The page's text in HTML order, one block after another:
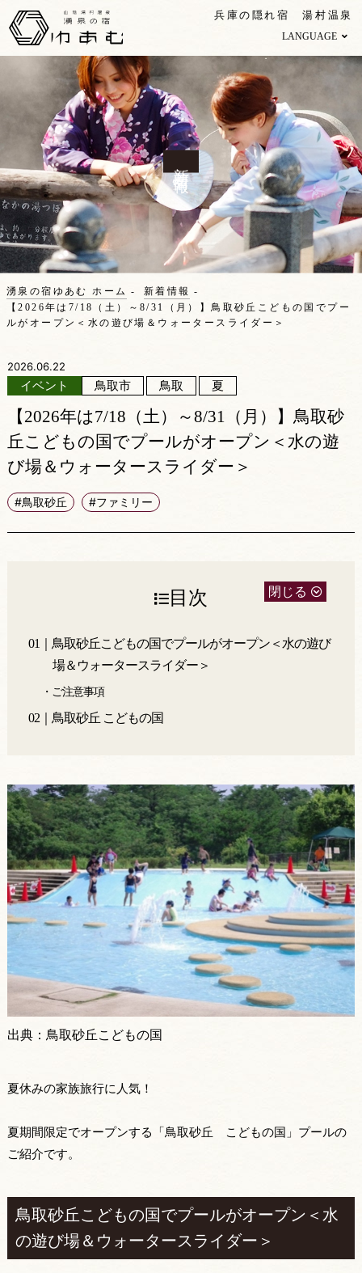
兵庫の隠れ宿 湯村温泉
LANGUAGE
湧泉の宿ゆあむ ホーム
新着情報
【2026年は7/18（土）～8/31（月）】鳥取砂丘こどもの国でプー
ルがオープン＜水の遊び場＆ウォータースライダー＞
2026.06.22
イベント 鳥取市 鳥取 夏
【2026年は7/18（土）～8/31（月）】鳥取砂
丘こどもの国でプールがオープン＜水の遊
び場＆ウォータースライダー＞
#鳥取砂丘 #ファミリー
目次 閉じる
01｜鳥取砂丘こどもの国でプールがオープン＜水の遊び
場＆ウォータースライダー＞
・ご注意事項
02｜鳥取砂丘 こどもの国
出典：鳥取砂丘こどもの国
夏休みの家族旅行に人気！
夏期間限定でオープンする「鳥取砂丘 こどもの国」プールの
ご紹介です。
鳥取砂丘こどもの国でプールがオープン＜水
の遊び場＆ウォータースライダー＞